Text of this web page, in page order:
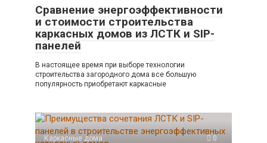
Сравнение энергоэффективности
и стоимости строительства
каркасных домов из ЛСТК и SIP-
панелей
В настоящее время при выборе технологии
строительства загородного дома все большую
популярность приобретают каркасные
Каркасные дома 0